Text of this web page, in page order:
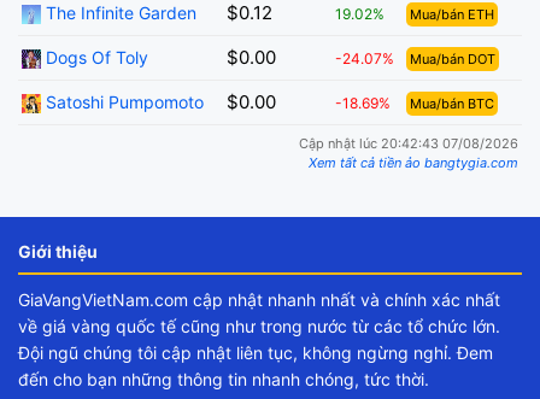
The Infinite Garden $0.12 19.02% Mua/bán ETH
Dogs Of Toly $0.00 -24.07% Mua/bán DOT
Satoshi Pumpomoto $0.00 -18.69% Mua/bán BTC
Cập nhật lúc 20:42:43 07/08/2026
Xem tất cả tiền ảo bangtygia.com
Giới thiệu
GiaVangVietNam.com cập nhật nhanh nhất và chính xác nhất
về giá vàng quốc tế cũng như trong nước từ các tổ chức lớn.
Đội ngũ chúng tôi cập nhật liên tục, không ngừng nghỉ. Đem
đến cho bạn những thông tin nhanh chóng, tức thời.